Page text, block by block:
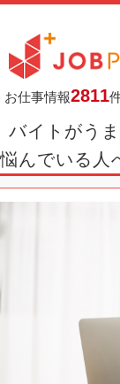
お仕事情報2811
バイトがう
悩んでいる人